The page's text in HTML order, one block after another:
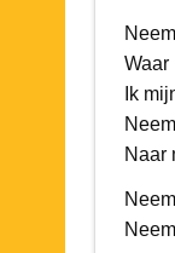
Waar
Ik
Naar